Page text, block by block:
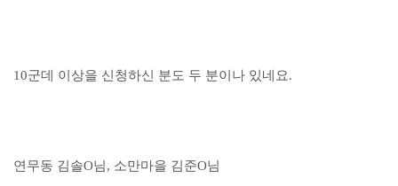
10군데 이상을 신청하신 분도 두 분이나 있네요.
연무동 김솔O님, 소만마을 김준O님